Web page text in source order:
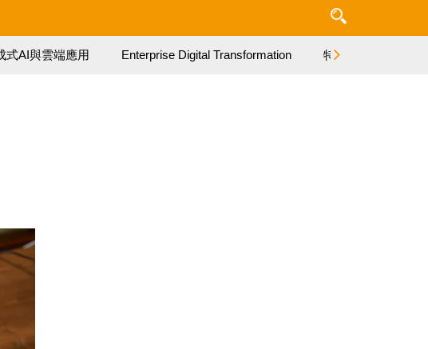
式AI與雲端應用 Enterprise Digital Transformation 特集